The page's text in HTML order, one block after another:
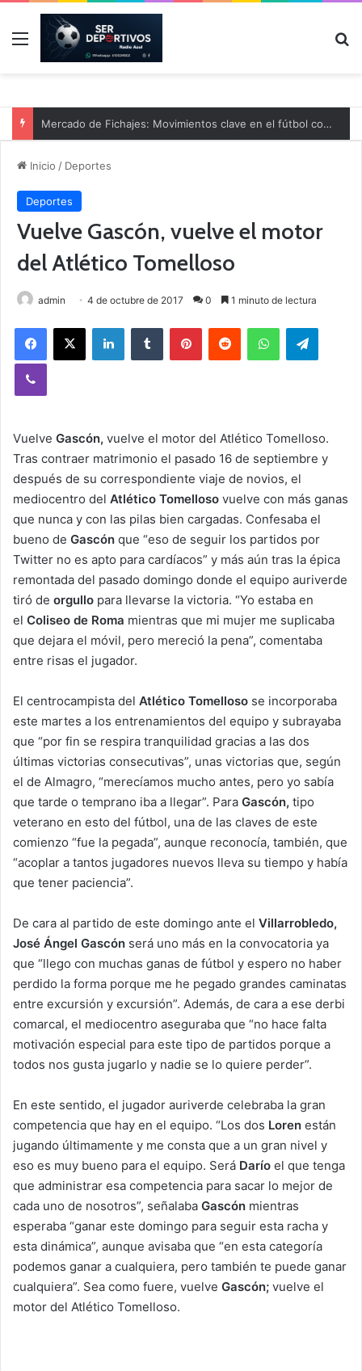
Menú
Mercado de Fichajes: Movimientos clave en el fútbol comarcal
Inicio / Deportes
Deportes
Vuelve Gascón, vuelve el motor
del Atlético Tomelloso
admin 4 de octubre de 2017 0 1 minuto de lectura
Vuelve Gascón, vuelve el motor del Atlético Tomelloso.
Tras contraer matrimonio el pasado 16 de septiembre y
después de su correspondiente viaje de novios, el
mediocentro del Atlético Tomelloso vuelve con más ganas
que nunca y con las pilas bien cargadas. Confesaba el
bueno de Gascón que “eso de seguir los partidos por
Twitter no es apto para cardíacos” y más aún tras la épica
remontada del pasado domingo donde el equipo auriverde
tiró de orgullo para llevarse la victoria. “Yo estaba en
el Coliseo de Roma mientras que mi mujer me suplicaba
que dejara el móvil, pero mereció la pena”, comentaba
entre risas el jugador.
El centrocampista del Atlético Tomelloso se incorporaba
este martes a los entrenamientos del equipo y subrayaba
que “por fin se respira tranquilidad gracias a las dos
últimas victorias consecutivas”, unas victorias que, según
el de Almagro, “merecíamos mucho antes, pero yo sabía
que tarde o temprano iba a llegar”. Para Gascón, tipo
veterano en esto del fútbol, una de las claves de este
comienzo “fue la pegada”, aunque reconocía, también, que
“acoplar a tantos jugadores nuevos lleva su tiempo y había
que tener paciencia”.
De cara al partido de este domingo ante el Villarrobledo,
José Ángel Gascón será uno más en la convocatoria ya
que “llego con muchas ganas de fútbol y espero no haber
perdido la forma porque me he pegado grandes caminatas
entre excursión y excursión”. Además, de cara a ese derbi
comarcal, el mediocentro aseguraba que “no hace falta
motivación especial para este tipo de partidos porque a
todos nos gusta jugarlo y nadie se lo quiere perder”.
En este sentido, el jugador auriverde celebraba la gran
competencia que hay en el equipo. “Los dos Loren están
jugando últimamente y me consta que a un gran nivel y
eso es muy bueno para el equipo. Será Darío el que tenga
que administrar esa competencia para sacar lo mejor de
cada uno de nosotros”, señalaba Gascón mientras
esperaba “ganar este domingo para seguir esta racha y
esta dinámica”, aunque avisaba que “en esta categoría
podemos ganar a cualquiera, pero también te puede ganar
cualquiera”. Sea como fuere, vuelve Gascón; vuelve el
motor del Atlético Tomelloso.